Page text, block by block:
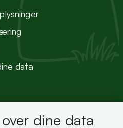
data
dine data